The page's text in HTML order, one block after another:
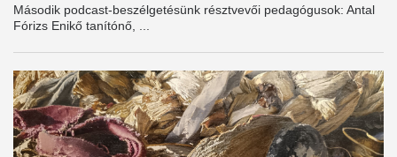
Második podcast-beszélgetésünk résztvevői pedagógusok: Antal
Fórizs Enikő tanítónő, ...